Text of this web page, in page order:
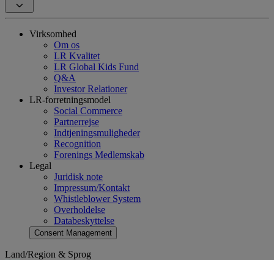
Virksomhed
Om os
LR Kvalitet
LR Global Kids Fund
Q&A
Investor Relationer
LR-forretningsmodel
Social Commerce
Partnerrejse
Indtjeningsmuligheder
Recognition
Forenings Medlemskab
Legal
Juridisk note
Impressum/Kontakt
Whistleblower System
Overholdelse
Databeskyttelse
Consent Management
Land/Region & Sprog